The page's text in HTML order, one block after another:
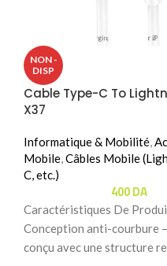
NON -
DISP
Cable Type-C To
X37
Informatique & Mobilité
Mobile Câbles Mobile
C, etc.)
400DA
Caractéristiques De
Conception anti-courbure
conçu avec une structure